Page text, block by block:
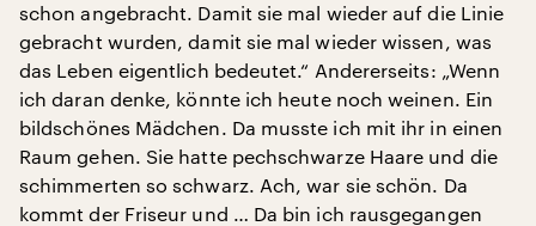
schon angebracht. Damit sie mal wieder auf die Linie
gebracht wurden, damit sie mal wieder wissen, was
das Leben eigentlich bedeutet.“ Andererseits: „Wenn
ich daran denke, könnte ich heute noch weinen. Ein
bildschönes Mädchen. Da musste ich mit ihr in einen
Raum gehen. Sie hatte pechschwarze Haare und die
schimmerten so schwarz. Ach, war sie schön. Da
kommt der Friseur und … Da bin ich rausgegangen